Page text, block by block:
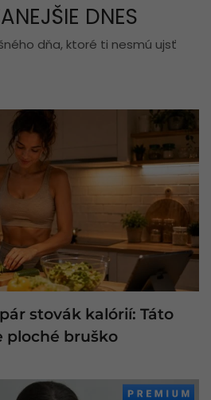
DNES
dňa, ktoré ti nesmú ujsť
stovák kalórií: Táto
ploché bruško